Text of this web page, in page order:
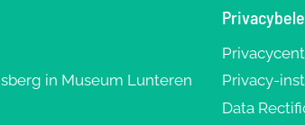
in Museum Lunteren
Privacy-
Data